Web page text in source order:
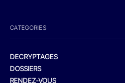
CATEGORIES
DECRYPTAGES
DOSSIERS
RENDEZ-VOUS